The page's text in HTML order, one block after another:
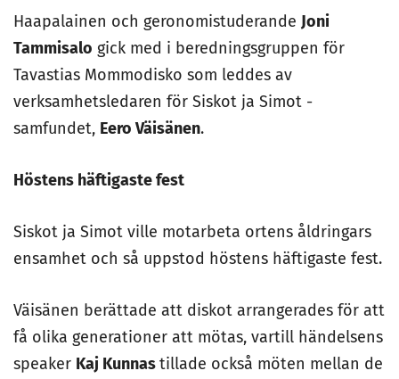
Haapalainen och geronomistuderande Joni
Tammisalo gick med i beredningsgruppen för
Tavastias Mommodisko som leddes av
verksamhetsledaren för Siskot ja Simot -
samfundet, Eero Väisänen.
Höstens häftigaste fest
Siskot ja Simot ville motarbeta ortens åldringars
ensamhet och så uppstod höstens häftigaste fest.
Väisänen berättade att diskot arrangerades för att
få olika generationer att mötas, vartill händelsens
speaker Kaj Kunnastillade också möten mellan de